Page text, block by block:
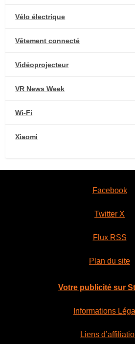
Vélo électrique
Vêtement connecté
Vidéoprojecteur
VR News Week
Wi-Fi
Xiaomi
Facebook
Twitter X
Flux RSS
Plan du site
Votre publicité sur
Informations
Liens